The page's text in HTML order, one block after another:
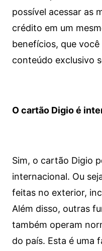
possível acessar as
crédito em um
benefícios, que
conteúdo exclusivo
O cartão Digio é
Sim, o cartão Digio
internacional. Ou
feitas no exterior,
Além disso, outras
também operam
do país. Esta é uma